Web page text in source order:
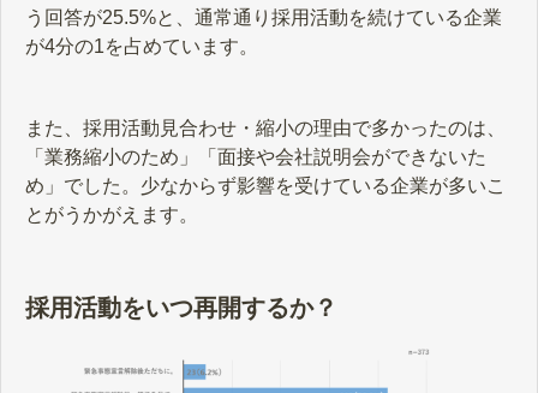
う回答が25.5%と、通常通り採用活動を続けている企業
が4分の1を占めています。
また、採用活動見合わせ・縮小の理由で多かったのは、
「業務縮小のため」「面接や会社説明会ができないた
め」でした。少なからず影響を受けている企業が多いこ
とがうかがえます。
採用活動をいつ再開するか？